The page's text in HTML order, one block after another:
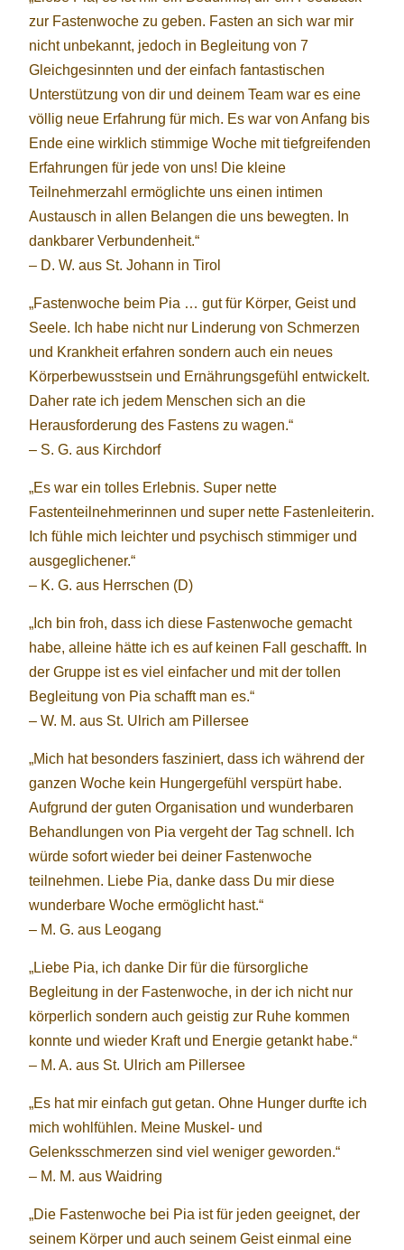
zur Fastenwoche zu geben. Fasten an sich war mir
nicht unbekannt, jedoch in Begleitung von 7
Gleichgesinnten und der einfach fantastischen
Unterstützung von dir und deinem Team war es eine
völlig neue Erfahrung für mich. Es war von Anfang bis
Ende eine wirklich stimmige Woche mit tiefgreifenden
Erfahrungen für jede von uns! Die kleine
Teilnehmerzahl ermöglichte uns einen intimen
Austausch in allen Belangen die uns bewegten. In
dankbarer Verbundenheit.“
– D. W. aus St. Johann in Tirol
„Fastenwoche beim Pia … gut für Körper, Geist und
Seele. Ich habe nicht nur Linderung von Schmerzen
und Krankheit erfahren sondern auch ein neues
Körperbewusstsein und Ernährungsgefühl entwickelt.
Daher rate ich jedem Menschen sich an die
Herausforderung des Fastens zu wagen.“
– S. G. aus Kirchdorf
„Es war ein tolles Erlebnis. Super nette
Fastenteilnehmerinnen und super nette Fastenleiterin.
Ich fühle mich leichter und psychisch stimmiger und
ausgeglichener.“
– K. G. aus Herrschen (D)
„Ich bin froh, dass ich diese Fastenwoche gemacht
habe, alleine hätte ich es auf keinen Fall geschafft. In
der Gruppe ist es viel einfacher und mit der tollen
Begleitung von Pia schafft man es.“
– W. M. aus St. Ulrich am Pillersee
„Mich hat besonders fasziniert, dass ich während der
ganzen Woche kein Hungergefühl verspürt habe.
Aufgrund der guten Organisation und wunderbaren
Behandlungen von Pia vergeht der Tag schnell. Ich
würde sofort wieder bei deiner Fastenwoche
teilnehmen. Liebe Pia, danke dass Du mir diese
wunderbare Woche ermöglicht hast.“
– M. G. aus Leogang
„Liebe Pia, ich danke Dir für die fürsorgliche
Begleitung in der Fastenwoche, in der ich nicht nur
körperlich sondern auch geistig zur Ruhe kommen
konnte und wieder Kraft und Energie getankt habe.“
– M. A. aus St. Ulrich am Pillersee
„Es hat mir einfach gut getan. Ohne Hunger durfte ich
mich wohlfühlen. Meine Muskel- und
Gelenksschmerzen sind viel weniger geworden.“
– M. M. aus Waidring
„Die Fastenwoche bei Pia ist für jeden geeignet, der
seinem Körper und auch seinem Geist einmal eine